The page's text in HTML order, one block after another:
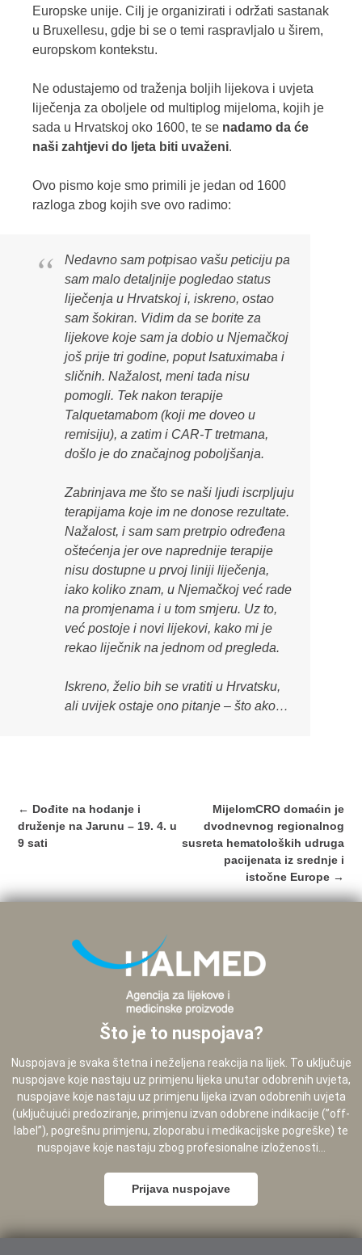
Europske unije. Cilj je organizirati i održati sastanak
u Bruxellesu, gdje bi se o temi raspravljalo u širem,
europskom kontekstu.
Ne odustajemo od traženja boljih lijekova i uvjeta
liječenja za oboljele od multiplog mijeloma, kojih je
sada u Hrvatskoj oko 1600, te se nadamo da će
naši zahtjevi do ljeta biti uvaženi.
Ovo pismo koje smo primili je jedan od 1600
razloga zbog kojih sve ovo radimo:
Nedavno sam potpisao vašu peticiju pa
sam malo detaljnije pogledao status
liječenja u Hrvatskoj i, iskreno, ostao
sam šokiran. Vidim da se borite za
lijekove koje sam ja dobio u Njemačkoj
još prije tri godine, poput Isatuximaba i
sličnih. Nažalost, meni tada nisu
pomogli. Tek nakon terapije
Talquetamabom (koji me doveo u
remisiju), a zatim i CAR-T tretmana,
došlo je do značajnog poboljšanja.
Zabrinjava me što se naši ljudi iscrpljuju
terapijama koje im ne donose rezultate.
Nažalost, i sam sam pretrpio određena
oštećenja jer ove naprednije terapije
nisu dostupne u prvoj liniji liječenja,
iako koliko znam, u Njemačkoj već rade
na promjenama i u tom smjeru. Uz to,
već postoje i novi lijekovi, kako mi je
rekao liječnik na jednom od pregleda.
Iskreno, želio bih se vratiti u Hrvatsku,
ali uvijek ostaje ono pitanje – što ako…
Post
navigation
← Dođite na hodanje i
druženje na Jarunu – 19. 4. u
9 sati
MijelomCRO domaćin je
dvodnevnog regionalnog
susreta hematoloških udruga
pacijenata iz srednje i
istočne Europe →
Što je to nuspojava?
Nuspojava je svaka štetna i neželjena reakcija na lijek. To uključuje
nuspojave koje nastaju uz primjenu lijeka unutar odobrenih uvjeta,
nuspojave koje nastaju uz primjenu lijeka izvan odobrenih uvjeta
(uključujući predoziranje, primjenu izvan odobrene indikacije (”off-
label”), pogrešnu primjenu, zloporabu i medikacijske pogreške) te
nuspojave koje nastaju zbog profesionalne izloženosti...
Prijava nuspojave